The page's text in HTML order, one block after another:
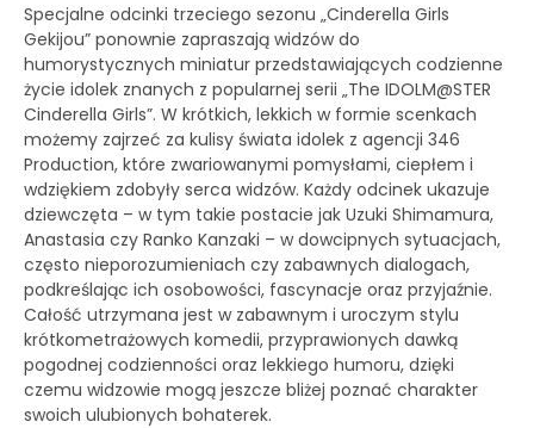
Specjalne odcinki trzeciego sezonu „Cinderella Girls
Gekijou” ponownie zapraszają widzów do
humorystycznych miniatur przedstawiających codzienne
życie idolek znanych z popularnej serii „The IDOLM@STER
Cinderella Girls”. W krótkich, lekkich w formie scenkach
możemy zajrzeć za kulisy świata idolek z agencji 346
Production, które zwariowanymi pomysłami, ciepłem i
wdziękiem zdobyły serca widzów. Każdy odcinek ukazuje
dziewczęta – w tym takie postacie jak Uzuki Shimamura,
Anastasia czy Ranko Kanzaki – w dowcipnych sytuacjach,
często nieporozumieniach czy zabawnych dialogach,
podkreślając ich osobowości, fascynacje oraz przyjaźnie.
Całość utrzymana jest w zabawnym i uroczym stylu
krótkometrażowych komedii, przyprawionych dawką
pogodnej codzienności oraz lekkiego humoru, dzięki
czemu widzowie mogą jeszcze bliżej poznać charakter
swoich ulubionych bohaterek.